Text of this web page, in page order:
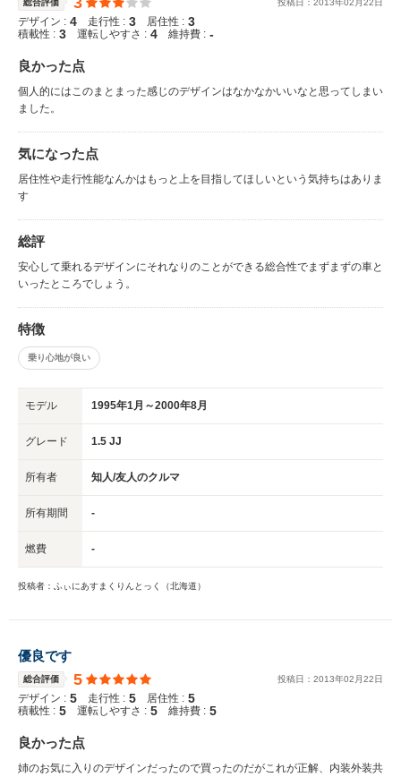
デザイン : 4 走行性 : 3 居住性 : 3
積載性 : 3 運転しやすさ : 4 維持費 : -
良かった点
個人的にはこのまとまった感じのデザインはなかなかいいなと思ってしまい
ました。
気になった点
居住性や走行性能なんかはもっと上を目指してほしいという気持ちはありま
す
総評
安心して乗れるデザインにそれなりのことができる総合性でまずまずの車と
いったところでしょう。
特徴
乗り心地が良い
モデル 1995年1月～2000年8月
グレード 1.5 JJ
所有者 知人/友人のクルマ
所有期間 -
燃費 -
投稿者：ふぃにあすまくりんとっく（北海道）
優良です
総合評価 5 投稿日： 2013年02 月22日
デザイン : 5 走行性 : 5 居住性 : 5
積載性 : 5 運転しやすさ : 5 維持費 : 5
良かった点
姉のお気に入りのデザインだったので買ったのだがこれが正解、内装外装共